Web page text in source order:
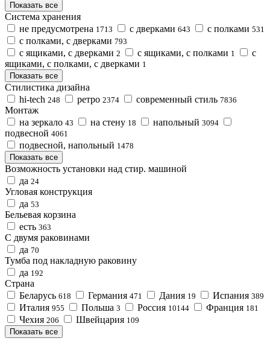
Показать все
Система хранения
не предусмотрена 1713 с дверками 643 с полками 531
с полками, с дверками 793
с ящиками, с дверками 2 с ящиками, с полками 1
с
ящиками, с полками, с дверками 1
Показать все
Стилистика дизайна
hi-tech 248 ретро 2374 современный стиль 7836
Монтаж
на зеркало 43 на стену 18 напольный 3094
подвесной 4061
подвесной, напольный 1478
Показать все
Возможность установки над стир. машиной
да 24
Угловая конструкция
да 53
Бельевая корзина
есть 363
С двумя раковинами
да 70
Тумба под накладную раковину
да 192
Страна
Беларусь 618 Германия 471 Дания 19 Испания 389
Италия 955 Польша 3 Россия 10144 Франция 181
Чехия 206 Швейцария 109
Показать все